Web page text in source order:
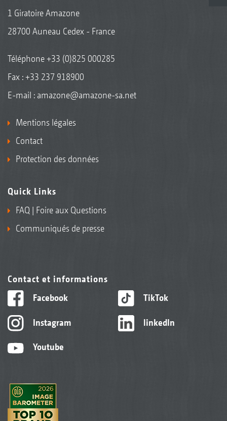
1 Giratoire Amazone
28700 Auneau Cedex - France
Téléphone+33 (0)825 000285
Fax : +33 237 918900
E-mail : amazone@amazone-sa.net
Mentions légales
Contact
Protection des données
Quick Links
FAQ | Foire aux Questions
Communiqués de presse
Contact et informations
Facebook
Instagram
Youtube
TikTok
linkedIn